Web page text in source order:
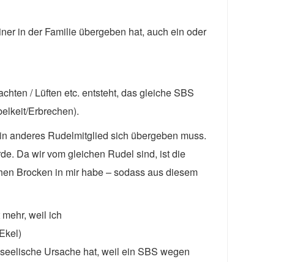
in der Familie übergeben hat, auch ein oder
/ Lüften etc. entsteht, das gleiche SBS
Erbrechen).
anderes Rudelmitglied sich übergeben muss.
Da wir vom gleichen Rudel sind, ist die
Brocken in mir habe – sodass aus diesem
weil ich
Ursache hat, weil ein SBS wegen